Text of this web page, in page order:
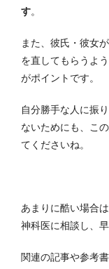
す。
また、彼氏・彼女
を直してもらうよ
がポイントです。
自分勝手な人に振
ないためにも、こ
てくださいね。
あまりに酷い場合
神科医に相談し、
関連の記事や参考